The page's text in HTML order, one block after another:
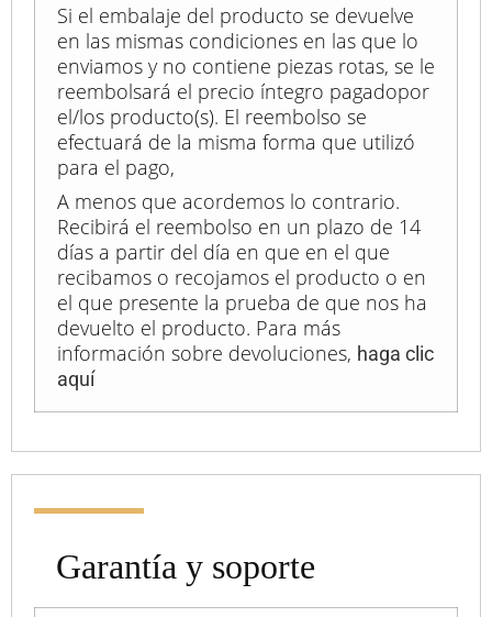
Si el embalaje del producto se devuelve
en las mismas condiciones en las que lo
enviamos y no contiene piezas rotas, se le
reembolsará el precio íntegro pagadopor
el/los producto(s). El reembolso se
efectuará de la misma forma que utilizó
para el pago,
A menos que acordemos lo contrario.
Recibirá el reembolso en un plazo de 14
días a partir del día en que en el que
recibamos o recojamos el producto o en
el que presente la prueba de que nos ha
devuelto el producto. Para más
información sobre devoluciones, haga clic
aquí
Garantía y soporte